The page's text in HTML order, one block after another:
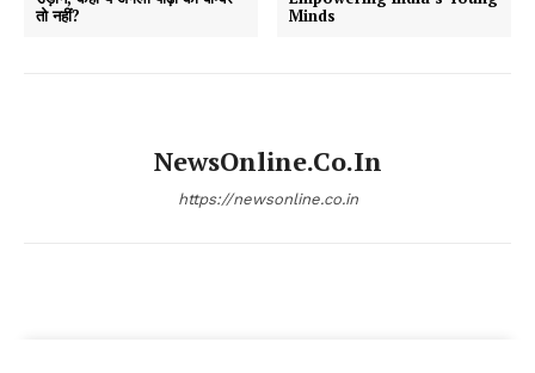
तो नहीं?
Minds
NewsOnline.co.in
https://newsonline.co.in